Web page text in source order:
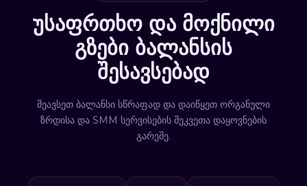
უსაფრთხო და მოქნილი
გზები ბალანსის
შესავსებად
შეავსეთ ბალანსი სწრაფად და დაიწყეთ ორგანული
ზრდისა და SMM სერვისების შეკვეთა დაყოვნების
გარეშე.